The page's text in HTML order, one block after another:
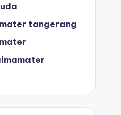
tangerang